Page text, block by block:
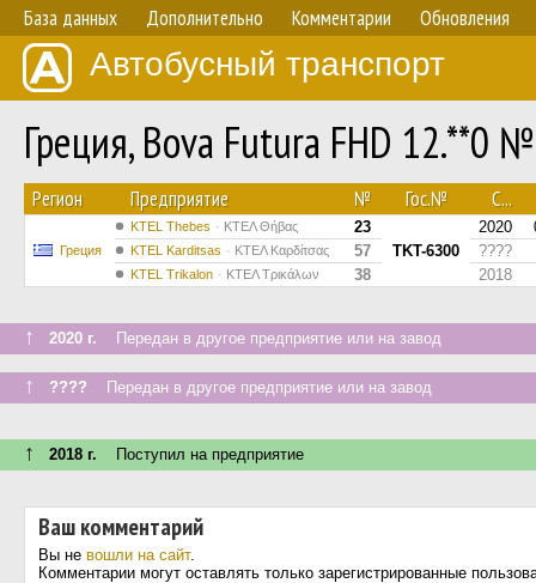
База данных Дополнительно Комментарии Обновления
Автобусный транспорт
Греция, Bova Futura FHD 12.**0
Регион Предприятие № Гос.№ С...
Греция
KTEL Thebes ΚΤΕΛ Θήβας
23
TKT-6300
2020
ΚΤΕL Karditsas ΚΤΕΛ Καρδίτσας 57 ????
ΚΤΕL Τrikalon ΚΤΕΛ Τρικάλων 38 2018
↑ 2020 г. Передан в другое предприятие или на завод
↑ ???? Передан в другое предприятие или на завод
↑ 2018 г. Поступил на предприятие
Ваш комментарий
Вы не вошли на сайт.
Комментарии могут оставлять только зарегистрированные